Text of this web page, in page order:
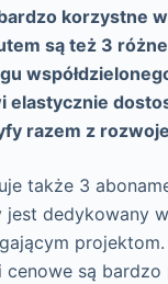
korzystne
są też 3
elastycznie
razem z
także 3
jest dedykowany
cenowe są bardzo